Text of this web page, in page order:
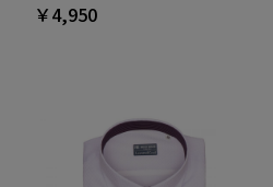
￥4,950